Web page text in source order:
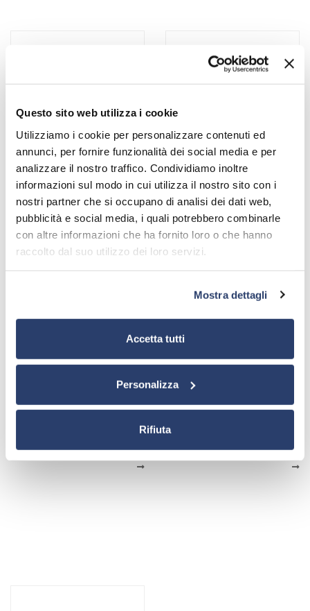
Questo sito web utilizza i cookie
Utilizziamo i cookie per personalizzare contenuti ed
annunci, per fornire funzionalità dei social media e per
analizzare il nostro traffico. Condividiamo inoltre
informazioni sul modo in cui utilizza il nostro sito con i
nostri partner che si occupano di analisi dei dati web,
pubblicità e social media, i quali potrebbero combinarle
con altre informazioni che ha fornito loro o che hanno
raccolto dal suo utilizzo dei loro servizi.
Mostra dettagli
Accetta tutti
Personalizza
Rifiuta
COV21TX25
Changeover dedicated to 2
EXC30GT transmitters
COV23
1+1 system changeover for
100 up to 10kW transmitters
100 up to 10kW transmitters
Changeover of audio
signals